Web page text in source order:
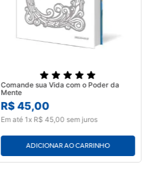
Comande sua Vida com o Poder da
Mente
R$45,00
Em até 1x R$ 45 00 sem juros
ADICIONAR AO CARRINHO